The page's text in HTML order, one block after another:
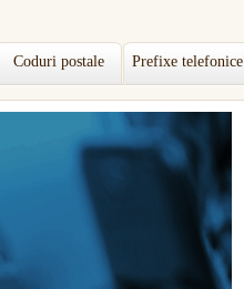
Coduri postale Prefixe telefonice